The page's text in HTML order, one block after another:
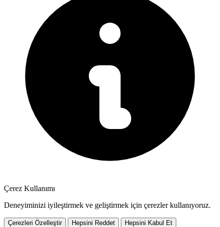
Çerez Kullanımı
Deneyiminizi iyileştirmek ve geliştirmek için çerezler kullanıyoruz.
Çerezleri Özelleştir Hepsini Reddet Hepsini Kabul Et